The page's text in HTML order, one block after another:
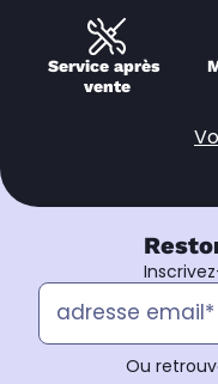
Service après
vente
Ou